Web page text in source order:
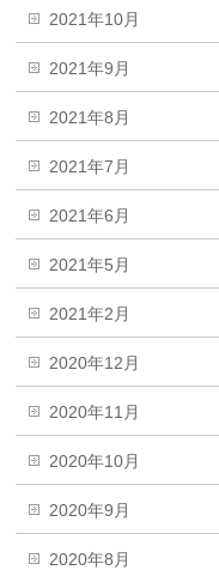
2021年10月
2021年9月
2021年8月
2021年7月
2021年6月
2021年5月
2021年2月
2020年12月
2020年11月
2020年10月
2020年9月
2020年8月